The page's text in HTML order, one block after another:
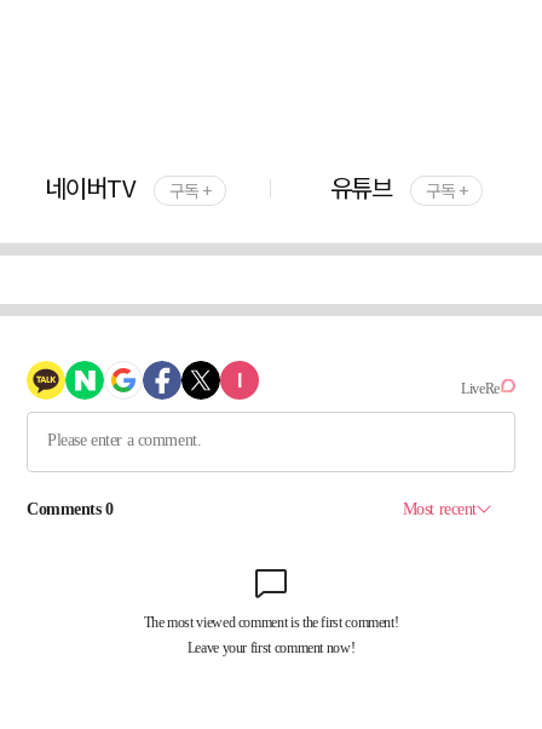
네이버TV 구독 + 유튜브 구독 +